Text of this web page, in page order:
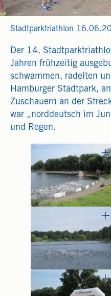
Stadtparktriathlon
Der 14.
Jahren frühzeitig
schwammen, radelten
Hamburger Stadtpark,
Zuschauern an der
war „norddeutsch im
und Regen.